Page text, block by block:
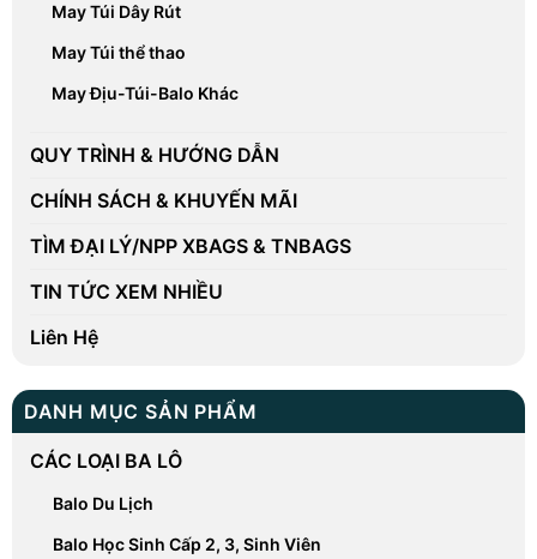
May Túi Dây Rút
May Túi thể thao
May Địu-Túi-Balo Khác
QUY TRÌNH & HƯỚNG DẪN
CHÍNH SÁCH & KHUYẾN MÃI
TÌM ĐẠI LÝ/NPP XBAGS & TNBAGS
TIN TỨC XEM NHIỀU
Liên Hệ
DANH MỤC SẢN PHẨM
CÁC LOẠI BA LÔ
Balo Du Lịch
Balo Học Sinh Cấp 2, 3, Sinh Viên